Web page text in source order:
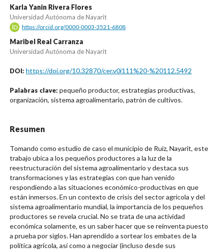
Karla Yanin Rivera Flores
Universidad Autónoma de Nayarit
https://orcid.org/0000-0003-3521-6808
Maribel Real Carranza
Universidad Autónoma de Nayarit
DOI: https://doi.org/10.32870/cer.v0i111%20-%20112.5492
Palabras clave: pequeño productor, estrategias productivas,
organización, sistema agroalimentario, patrón de cultivos.
Resumen
Tomando como estudio de caso el municipio de Ruiz, Nayarit, este
trabajo ubica a los pequeños productores a la luz de la
reestructuración del sistema agroalimentario y destaca sus
transformaciones y las estrategias con que han venido
respondiendo a las situaciones económico-productivas en que
están inmersos. En un contexto de crisis del sector agrícola y del
sistema agroalimentario mundial, la importancia de los pequeños
productores se revela crucial. No se trata de una actividad
económica solamente, es un saber hacer que se reinventa puesto
a prueba por siglos. Han aprendido a sortear los embates de la
política agrícola, así como a negociar (incluso desde sus